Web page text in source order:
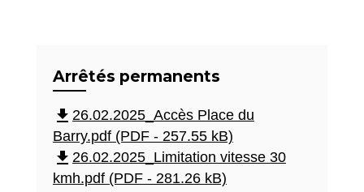
Arrêtés permanents
file_download 26.02.2025_Accès Place du
Barry.pdf (PDF - 257.55 kB)
file_download 26.02.2025_Limitation vitesse 30
kmh.pdf (PDF - 281.26 kB)